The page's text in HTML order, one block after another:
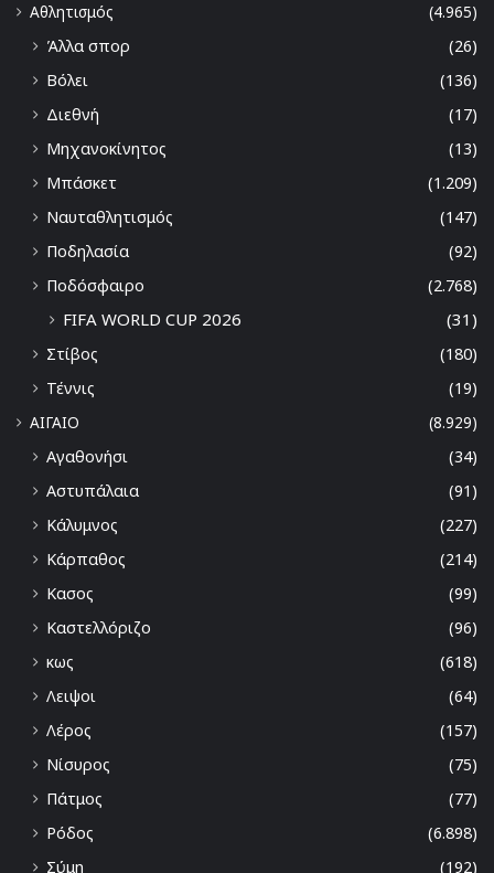
Αθλητισμός
(4.965)
Άλλα σπορ
(26)
Βόλει
(136)
Διεθνή
(17)
Μηχανοκίνητος
(13)
Μπάσκετ
(1.209)
Ναυταθλητισμός
(147)
Ποδηλασία
(92)
Ποδόσφαιρο
(2.768)
FIFA WORLD CUP 2026 (31)
Στίβος
(180)
Τέννις
(19)
ΑΙΓΑΙΟ
(8.929)
Αγαθονήσι
(34)
Αστυπάλαια
(91)
Κάλυμνος
(227)
Κάρπαθος
(214)
Κασος
(99)
Καστελλόριζο
(96)
κως
(618)
Λειψοι
(64)
Λέρος
(157)
Νίσυρος
(75)
Πάτμος
(77)
Ρόδος
(6.898)
Σύμη
(192)